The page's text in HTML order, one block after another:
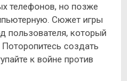
телефонов, но позже
Сюжет игры
пользователя, который
создать
к войне против